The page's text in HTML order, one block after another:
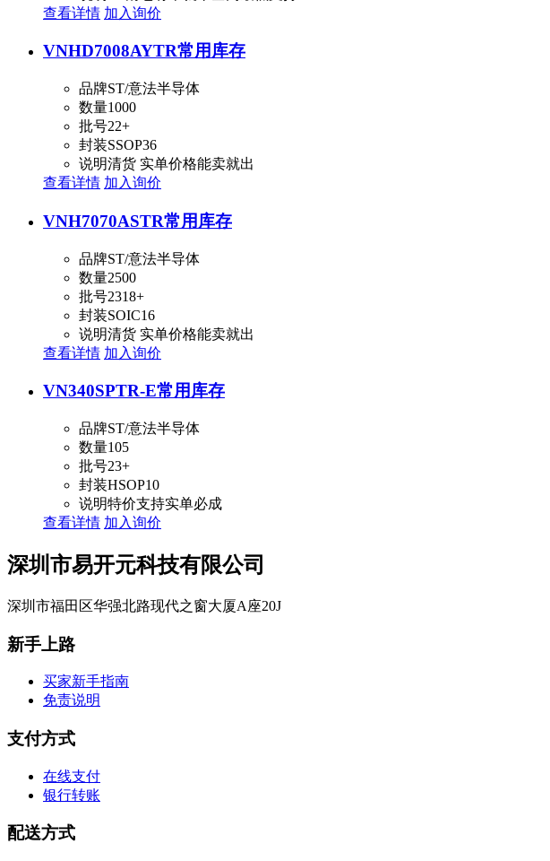
查看详情 加入询价
VNHD7008AYTR常用库存
品牌ST/意法半导体
数量1000
批号22+
封装SSOP36
说明清货 实单价格能卖就出
查看详情 加入询价
VNH7070ASTR常用库存
品牌ST/意法半导体
数量2500
批号2318+
封装SOIC16
说明清货 实单价格能卖就出
查看详情 加入询价
VN340SPTR-E常用库存
品牌ST/意法半导体
数量105
批号23+
封装HSOP10
说明特价支持实单必成
查看详情 加入询价
深圳市易开元科技有限公司
深圳市福田区华强北路现代之窗大厦A座20J
新手上路
买家新手指南
免责说明
支付方式
在线支付
银行转账
配送方式